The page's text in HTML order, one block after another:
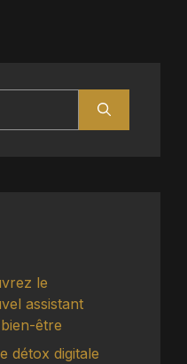
le
assistant
être
détox digitale